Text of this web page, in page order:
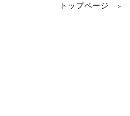
トップページ ＞